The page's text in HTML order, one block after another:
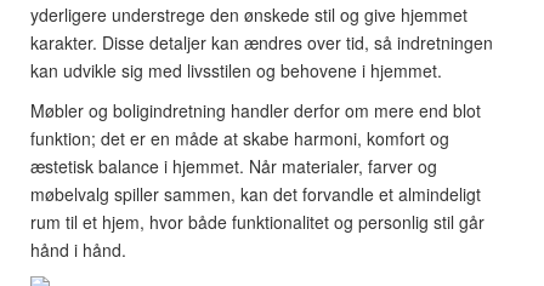
yderligere understrege den ønskede stil og give hjemmet
karakter. Disse detaljer kan ændres over tid, så indretningen
kan udvikle sig med livsstilen og behovene i hjemmet.
Møbler og boligindretning handler derfor om mere end blot
funktion; det er en måde at skabe harmoni, komfort og
æstetisk balance i hjemmet. Når materialer, farver og
møbelvalg spiller sammen, kan det forvandle et almindeligt
rum til et hjem, hvor både funktionalitet og personlig stil går
hånd i hånd.